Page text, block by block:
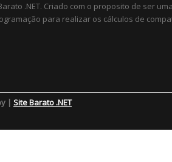
.NET. Criado com o proposito de ser
para realizar os cálculos de
| Site Barato .NET